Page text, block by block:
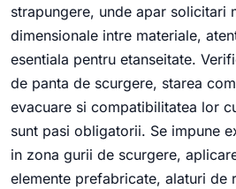
strapungere, unde apar solicitari
dimensionale intre materiale,
esentiala pentru etanseitate.
de panta de scurgere, starea
evacuare si compatibilitatea lor
sunt pasi obligatorii. Se impune
in zona gurii de scurgere,
elemente prefabricate, alaturi de